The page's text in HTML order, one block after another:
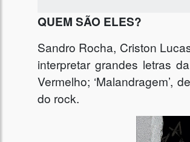
QUEM SÃO ELES?
Sandro Rocha, Criston
interpretar grandes letras
Vermelho; ‘Malandragem’,
do rock.